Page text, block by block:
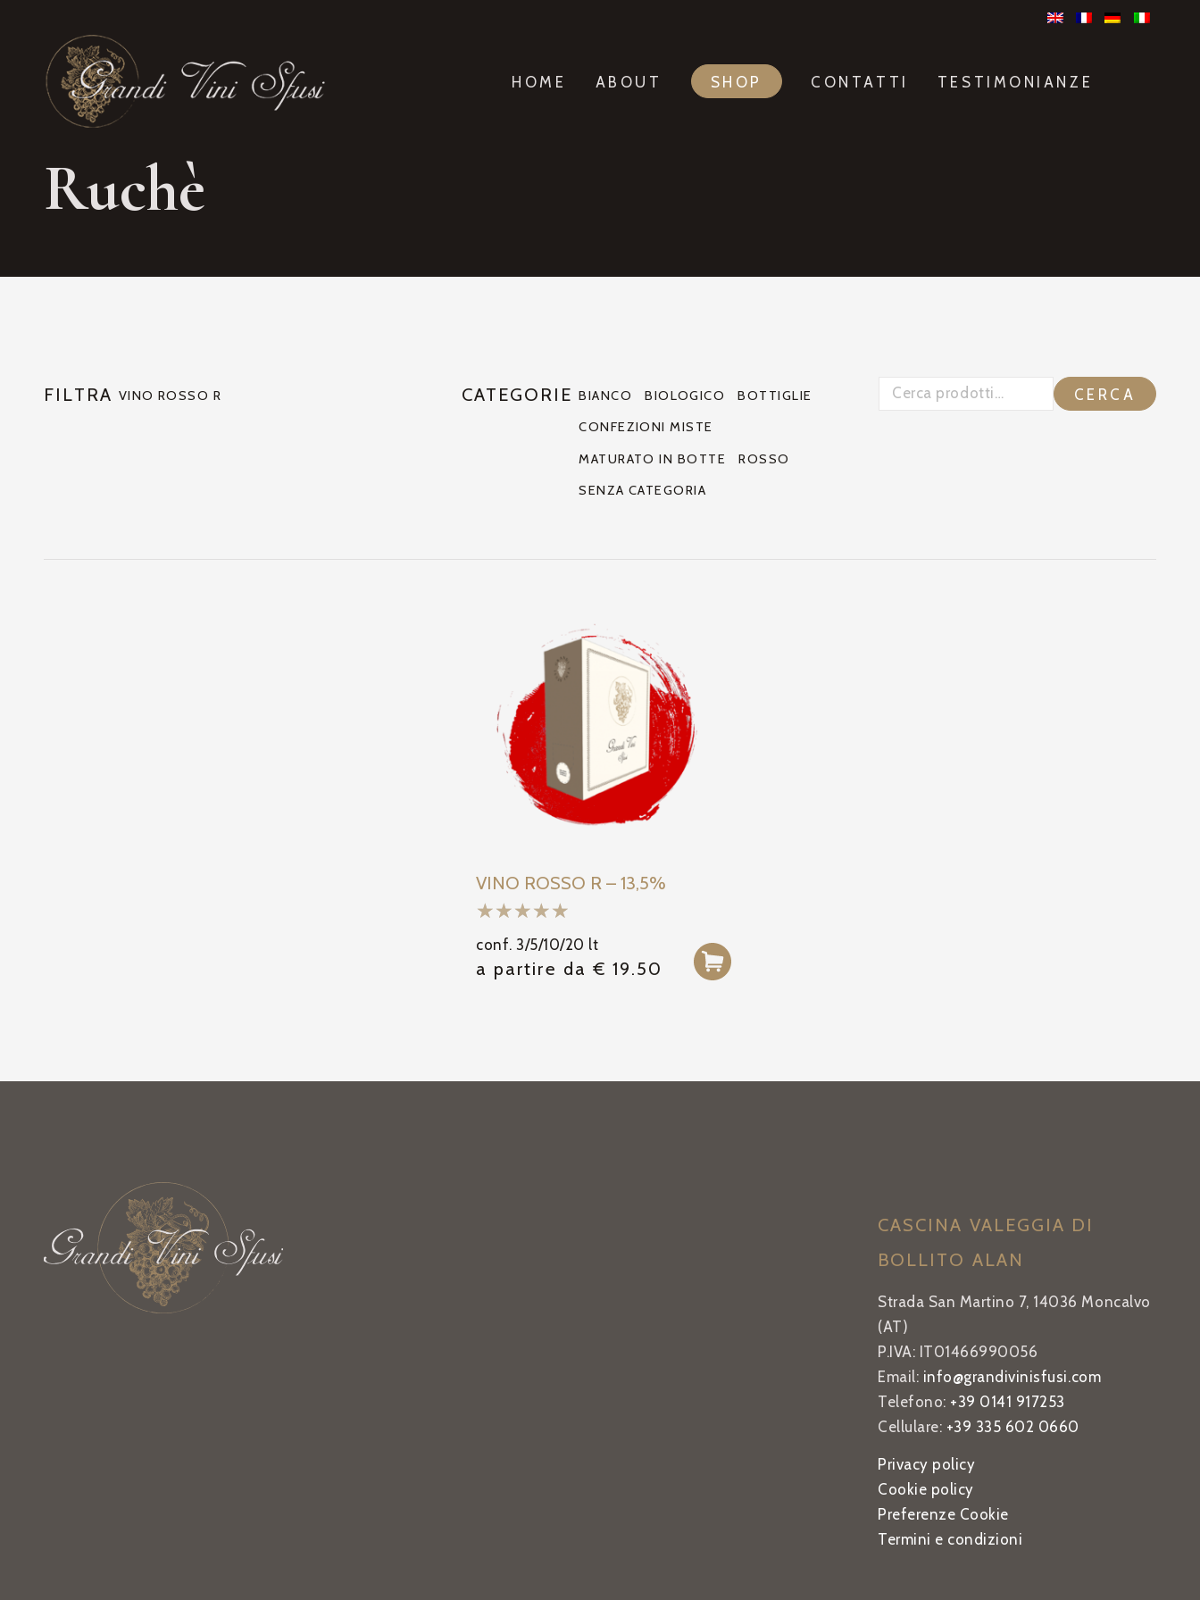
HOME ABOUT SHOP CONTATTI TESTIMONIANZE
Ruchè
FILTRA VINO ROSSO R CATEGORIE BIANCO BIOLOGICO
BOTTIGLIE
CONFEZIONI MISTE
MATURATO IN BOTTE
ROSSO
SENZA CATEGORIA
CERCA
VINO ROSSO R – 13,5%
conf. 3/5/10/20 lt
a partire da € 19.50
CASCINA VALEGGIA DI
BOLLITO ALAN
Strada San Martino 7, 14036 Moncalvo
(AT)
P.IVA: IT01466990056
Email: info@grandivinisfusi.com
Telefono: +39 0141 917253
Cellulare: +39 335 602 0660
Privacy policy
Cookie policy
Preferenze Cookie
Termini e condizioni